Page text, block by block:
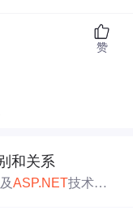
赞
和关系
ASP.NET技术，